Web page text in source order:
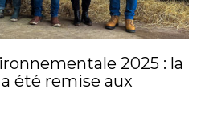
2025 : la
été remise aux